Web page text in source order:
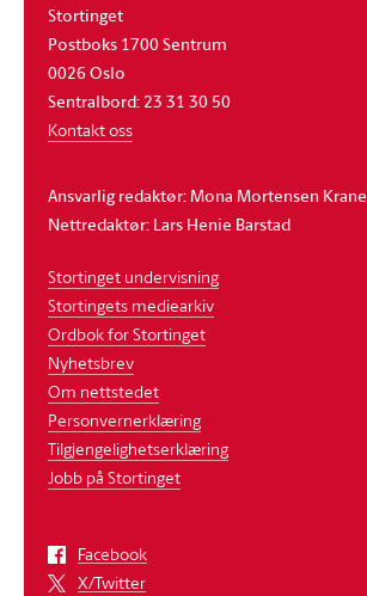
Stortinget
Postboks 1700 Sentrum
0026 Oslo
Sentralbord: 23 31 30 50
Kontakt oss
Ansvarlig redaktør: Mona Mortensen Krane
Nettredaktør: Lars Henie Barstad
Stortinget undervisning
Stortingets mediearkiv
Ordbok for Stortinget
Nyhetsbrev
Om nettstedet
Personvernerklæring
Tilgjengelighetserklæring
Jobb på Stortinget
Facebook
X/Twitter